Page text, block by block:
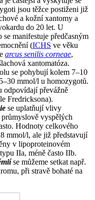
jsou těžce postiženi již
a kožní xantomy a
do 20 let. U
manifestuje předčasným
(ICHS ve věku
arcus senilis corneae,
xantomatóza.
se pohybují kolem 7–10
mmol/l u homozygotů.
odpovídají převážně
Fredricksona).
se uplatňují vlivy
vyspělých
Hodnoty celkového
mmol/l, ale již představují
v lipoproteinovém
IIa, méně často IIb.
se můžeme setkat např.
při stravě bohaté na